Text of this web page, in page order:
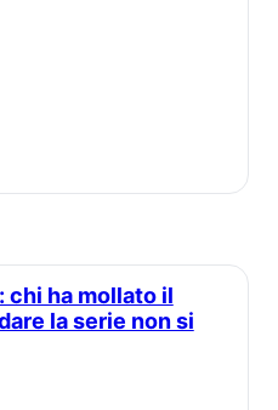
la serie non si